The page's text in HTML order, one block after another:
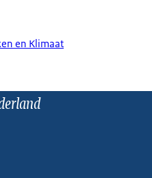
en Klimaat